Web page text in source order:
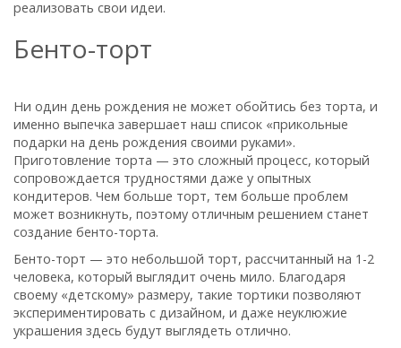
реализовать свои идеи.
Бенто-торт
Ни один день рождения не может обойтись без торта, и
именно выпечка завершает наш список «прикольные
подарки на день рождения своими руками».
Приготовление торта — это сложный процесс, который
сопровождается трудностями даже у опытных
кондитеров. Чем больше торт, тем больше проблем
может возникнуть, поэтому отличным решением станет
создание бенто-торта.
Бенто-торт — это небольшой торт, рассчитанный на 1-2
человека, который выглядит очень мило. Благодаря
своему «детскому» размеру, такие тортики позволяют
экспериментировать с дизайном, и даже неуклюжие
украшения здесь будут выглядеть отлично.